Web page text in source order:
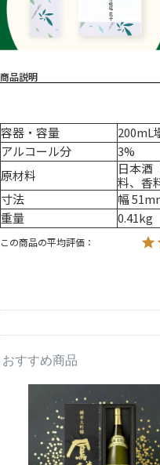
容器・容量
200mL
アルコール分
3%
原材料
日本酒
料、香
寸法
幅
重量
0.41kg
おすすめ商品